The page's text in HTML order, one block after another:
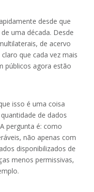
desde que
uma década. Desde
de acervo
que cada vez mais
públicos agora estão
isso é uma coisa
de dados
pergunta é: como
não apenas com
disponibilizados de
menos permissivas,